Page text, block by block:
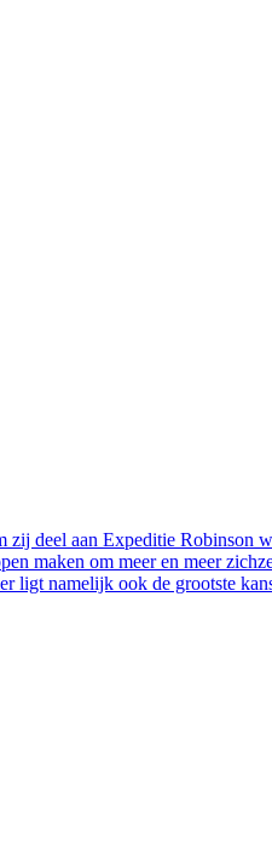
deel aan Expeditie Robinson
maken om meer en meer
ligt namelijk ook de grootste